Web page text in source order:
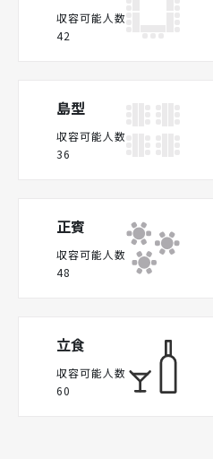
収容可能人数
42
島型
収容可能人数
36
正賓
収容可能人数
48
立食
収容可能人数
60